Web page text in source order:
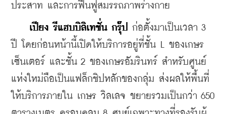
ประสาท และการฟื้นฟูสมรรถภาพร่างกาย
เปียง รีแฮบบิลิเทชั่น กรุ๊ป
ก่อตั้งมาเป็นเวลา 3
ปี โดยก่อนหน้านี้เปิดให้บริการอยู่ที่ชั้น L ของเกษร
เซ็นเตอร์ และชั้น 2 ของเกษรอัมรินทร์ สำหรับศูนย์
แห่งใหม่ถือเป็นแฟล็กชิปหลักของกลุ่ม ส่งผลให้พื้นที่
ให้บริการภายใน เกษร วิลเลจ ขยายรวมเป็นกว่า 650